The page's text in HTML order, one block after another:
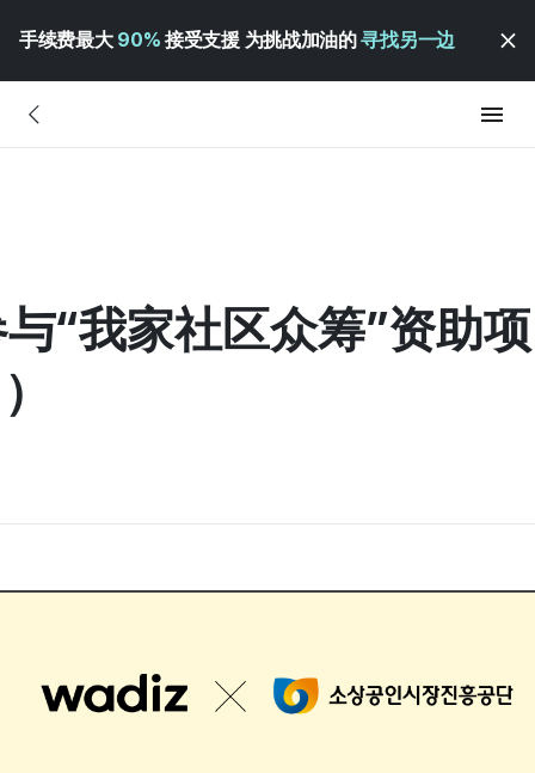
手续费最大 90% 接受支援 为挑战加油的寻找另一边
“我家社区众筹”资助